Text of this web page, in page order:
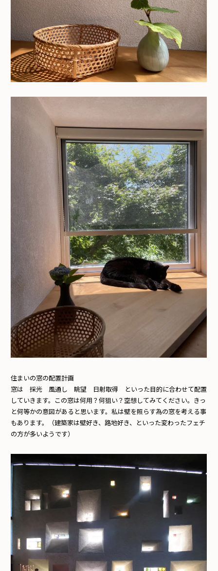
住まいの窓の配置計画
窓は 採光 風通し 眺望 日射取得 といった目的に合わせて配置
していきます。この窓は何用？何狙い？空想してみてください。きっ
と何等かの意図があると思います。私は壁を照らす為の窓を考える事
もあります。（建築家は壁好き、路地好き、といった変わったフェチ
の方が多いようです）